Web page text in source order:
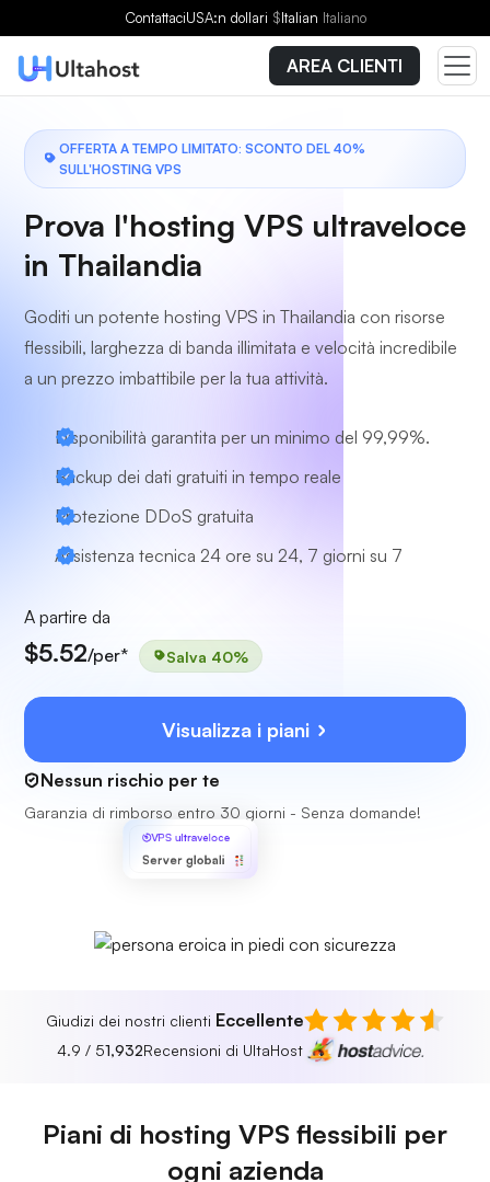
ContattaciUSA:n dollari $Italian Italiano
AREA CLIENTI
OFFERTA A TEMPO LIMITATO: SCONTO DEL 40%
SULL'HOSTING VPS
Prova l'hosting VPS ultraveloce
in Thailandia
Goditi un potente hosting VPS in Thailandia con risorse
flessibili, larghezza di banda illimitata e velocità incredibile
a un prezzo imbattibile per la tua attività.
Disponibilità garantita per un minimo del 99,99%.
Backup dei dati gratuiti in tempo reale
Protezione DDoS gratuita
Assistenza tecnica 24 ore su 24, 7 giorni su 7
A partire da
$5.52/per* Salva 40%
Visualizza i piani
Nessun rischio per te
Garanzia di rimborso entro 30 giorni - Senza domande!
VPS ultraveloce
Server globali
Giudizi dei nostri clienti Eccellente
4.9 / 51,932Recensioni di UltaHost
Piani di hosting VPS flessibili per
ogni azienda